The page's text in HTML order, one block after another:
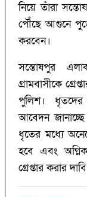
নিয়ে তাঁরা
পৌঁছে আগুনে পুড়ে
করবেন।
সন্তোষপুর
গ্রামবাসীকে
পুলিশ। ধৃতদের
আবেদন
ধৃতের মধ্যে
হবে এবং
গ্রেপ্তার করার